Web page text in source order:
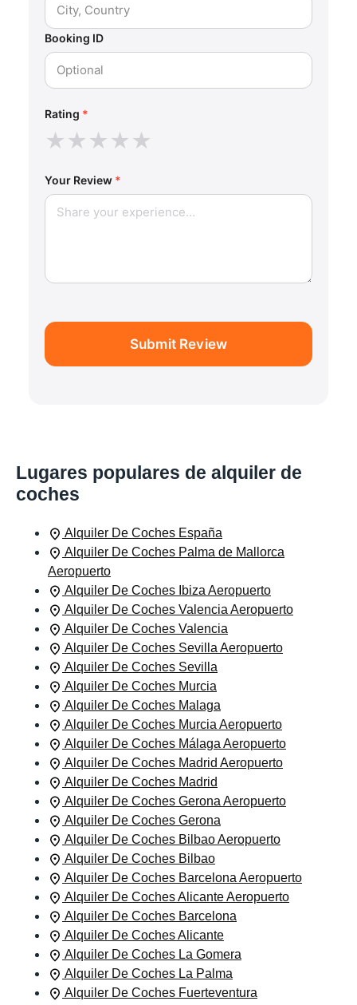
Booking ID
Rating *
★★★★★
Your Review *
Submit Review
Lugares populares de alquiler de
coches
Alquiler De Coches España
Alquiler De Coches Palma de Mallorca
Aeropuerto
Alquiler De Coches Ibiza Aeropuerto
Alquiler De Coches Valencia Aeropuerto
Alquiler De Coches Valencia
Alquiler De Coches Sevilla Aeropuerto
Alquiler De Coches Sevilla
Alquiler De Coches Murcia
Alquiler De Coches Malaga
Alquiler De Coches Murcia Aeropuerto
Alquiler De Coches Málaga Aeropuerto
Alquiler De Coches Madrid Aeropuerto
Alquiler De Coches Madrid
Alquiler De Coches Gerona Aeropuerto
Alquiler De Coches Gerona
Alquiler De Coches Bilbao Aeropuerto
Alquiler De Coches Bilbao
Alquiler De Coches Barcelona Aeropuerto
Alquiler De Coches Alicante Aeropuerto
Alquiler De Coches Barcelona
Alquiler De Coches Alicante
Alquiler De Coches La Gomera
Alquiler De Coches La Palma
Alquiler De Coches Fuerteventura